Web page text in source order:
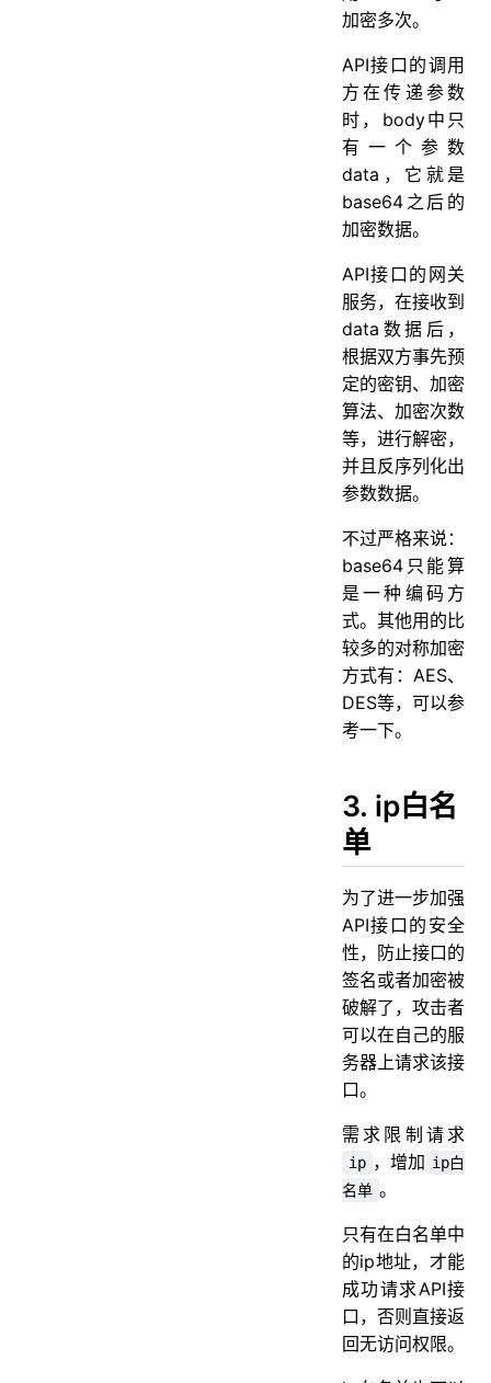
加密多次。
API接口的调用
方在传递参数
时，body中只
有一个参数
data，它就是
base64之后的
加密数据。
API接口的网关
服务，在接收到
data数据后，
根据双方事先预
定的密钥、加密
算法、加密次数
等，进行解密，
并且反序列化出
参数数据。
不过严格来说：
base64只能算
是一种编码方
式。其他用的比
较多的对称加密
方式有：AES、
DES等，可以参
考一下。
3. ip白名
单
为了进一步加强
API接口的安全
性，防止接口的
签名或者加密被
破解了，攻击者
可以在自己的服
务器上请求该接
口。
需求限制请求
ip ，增加 ip白
名单 。
只有在白名单中
的ip地址，才能
成功请求API接
口，否则直接返
回无访问权限。